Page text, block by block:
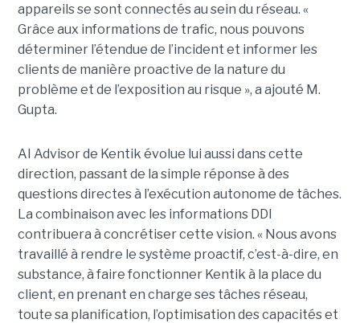
appareils se sont connectés au sein du réseau. «
Grâce aux informations de trafic, nous pouvons
déterminer l’étendue de l’incident et informer les
clients de manière proactive de la nature du
problème et de l’exposition au risque », a ajouté M.
Gupta.
AI Advisor de Kentik évolue lui aussi dans cette
direction, passant de la simple réponse à des
questions directes à l’exécution autonome de tâches.
La combinaison avec les informations DDI
contribuera à concrétiser cette vision. « Nous avons
travaillé à rendre le système proactif, c’est-à-dire, en
substance, à faire fonctionner Kentik à la place du
client, en prenant en charge ses tâches réseau,
toute sa planification, l’optimisation des capacités et